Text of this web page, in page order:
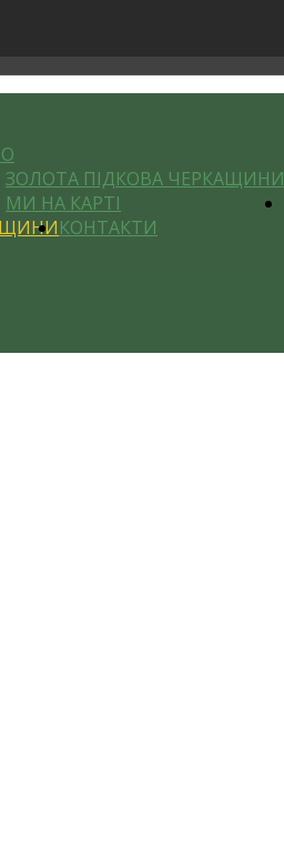
ЗОЛОТА ПІДКОВА ЧЕРКАЩИНИ
МИ НА КАРТІ
КОНТАКТИ